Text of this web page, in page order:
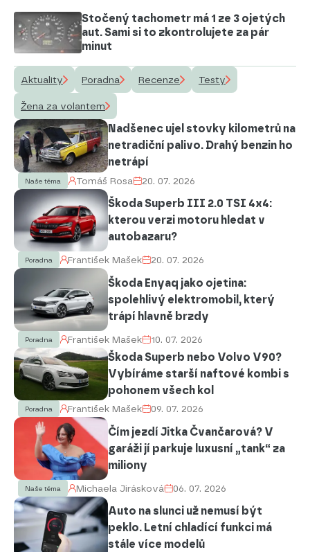
Stočený tachometr má 1 ze 3 ojetých
aut. Sami si to zkontrolujete za pár
minut
Aktuality Poradna Recenze Testy
Žena za volantem
Nadšenec ujel stovky kilometrů na
netradiční palivo. Drahý benzin ho
netrápí
Naše téma Tomáš Rosa 20. 07. 2026
Škoda Superb III 2.0 TSI 4x4:
kterou verzi motoru hledat v
autobazaru?
Poradna František Mašek 20. 07. 2026
Škoda Enyaq jako ojetina:
spolehlivý elektromobil, který
trápí hlavně brzdy
Poradna František Mašek 10. 07. 2026
Škoda Superb nebo Volvo V90?
Vybíráme starší naftové kombi s
pohonem všech kol
Poradna František Mašek 09. 07. 2026
Čím jezdí Jitka Čvančarová? V
garáži jí parkuje luxusní „tank“ za
miliony
Naše téma Michaela Jirásková 06. 07. 2026
Auto na slunci už nemusí být
peklo. Letní chladící funkci má
stále více modelů